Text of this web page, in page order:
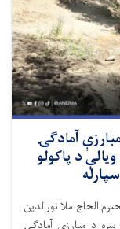
آمادګۍ
د پاکولو
الحاج ملا نورالدین